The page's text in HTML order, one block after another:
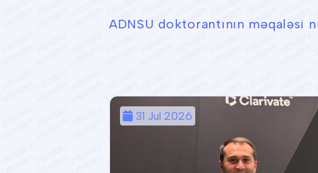
ADNSU doktorantının məqaləsi
31 Jul 2026